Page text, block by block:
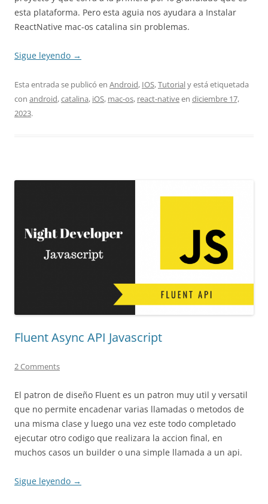
esta plataforma. Pero esta aguia nos ayudara a Instalar
ReactNative mac-os catalina sin problemas.
Sigue leyendo →
Esta entrada se publicó en Android, IOS,Tutorialy está etiquetada
con android,catalina, iOS, mac-os, react-nativeen diciembre 17,
2023.
Fluent Async API Javascript
2 Comments
El patron de diseño Fluent es un patron muy util y versatil
que no permite encadenar varias llamadas o metodos de
una misma clase y luego una vez este todo completado
ejecutar otro codigo que realizara la accion final, en
muchos casos un builder o una simple llamada a un api.
Sigue leyendo →